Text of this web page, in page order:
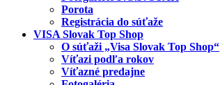
Porota
Registrácia do súťaže
VISA Slovak Top Shop
O súťaži „Visa Slovak Top Shop“
Víťazi podľa rokov
Víťazné predajne